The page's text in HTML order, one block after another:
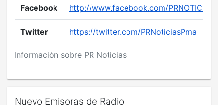
Información sobre PR Noticias
Facebook http://www.facebook.com/
Twitter https://twitter.com/PRNoticiasPma
Nuevo Emisoras de Radio